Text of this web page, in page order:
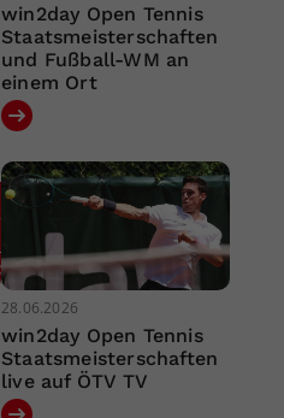
win2day Open Tennis
Staatsmeisterschaften
und Fußball-WM an
einem Ort
28.06.2026
win2day Open Tennis
Staatsmeisterschaften
live auf ÖTV TV